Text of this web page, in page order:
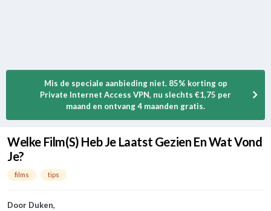
Mis de speciale aanbieding niet. 85% korting op
Private Internet Access VPN, nu slechts €1,75 per
maand en ontvang 4 maanden gratis.
Welke Film(S) Heb Je Laatst Gezien En Wat Vond
Je?
films tips
Door Duken,